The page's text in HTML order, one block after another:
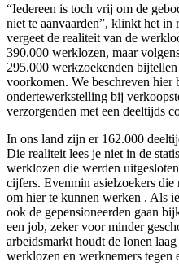
“Iedereen is toch vrij om de
niet te aanvaarden”, klinkt het in
vergeet de realiteit van de
390.000 werklozen, maar
295.000 werkzoekenden
voorkomen. We beschreven hier
ondertewerkstelling bij
verzorgenden met een deeltijds
In ons land zijn er 162.000
Die realiteit lees je niet in de
werklozen die werden
cijfers. Evenmin asielzoekers die
om hier te kunnen werken . Als
ook de gepensioneerden gaan
een job, zeker voor minder
arbeidsmarkt houdt de lonen
werklozen en werknemers tegen